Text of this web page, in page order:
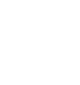
활동이 적절한 목표
담당자가 다음 방문
이 되는 실천 가능
및 시기 적절한 진행
된 과업, 전반적인